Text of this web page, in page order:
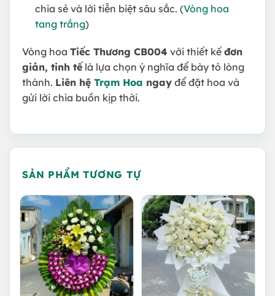
chia sẻ và lời tiễn biệt sâu sắc. (Vòng hoa
tang trắng)
Vòng hoa Tiếc Thương CB004 với thiết kế đơn
giản, tinh tế là lựa chọn ý nghĩa để bày tỏ lòng
thành. Liên hệ Trạm Hoa ngay để đặt hoa và
gửi lời chia buồn kịp thời.
SẢN PHẨM TƯƠNG TỰ